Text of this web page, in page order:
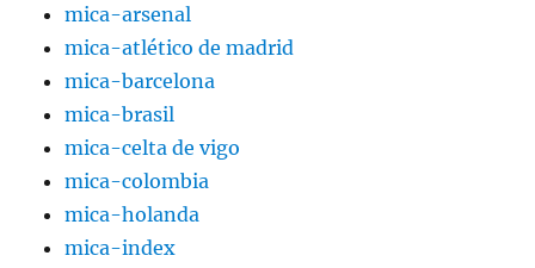
mica-arsenal
mica-atlético de madrid
mica-barcelona
mica-brasil
mica-celta de vigo
mica-colombia
mica-holanda
mica-index